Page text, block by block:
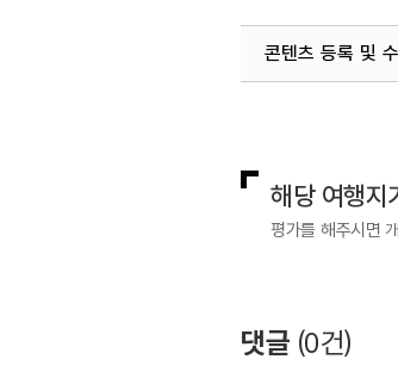
콘텐츠 등록 및
해당 여행지
평가를 해주시면
댓글 (0건)